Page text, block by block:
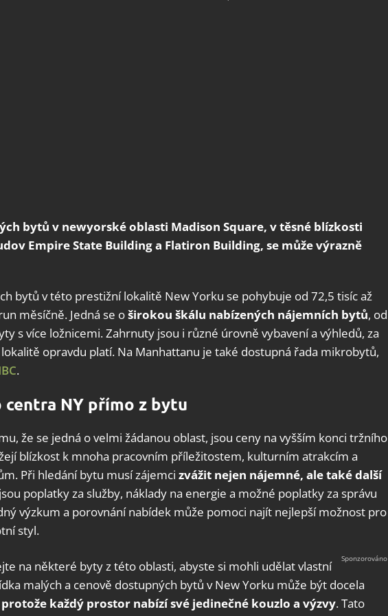
bytů v newyorské oblasti Madison Square, v těsné blízkosti
Empire State Building a Flatiron Building, se může výrazně
bytů v této prestižní lokalitě New Yorku se pohybuje od 72,5 tisíc až
měsíčně. Jedná se oširokou škálu nabízených nájemních bytů, od
s více ložnicemi. Zahrnuty jsou i různé úrovně vybavení a výhledů, za
opravdu platí. Na Manhattanu je také dostupná řada mikrobytů,
.
centra NY přímo z bytu
že se jedná o velmi žádanou oblast, jsou ceny na vyšším konci tržního
blízkost k mnoha pracovním příležitostem, kulturním atrakcím a
Při hledání bytu musí zájemci zvážit nejen nájemné, ale také další
poplatky za služby, náklady na energie a možné poplatky za správu
výzkum a porovnání nabídek může pomoci najít nejlepší možnost pro
styl.
na některé byty z této oblasti, abyste si mohli udělat vlastní
malých a cenově dostupných bytů v New Yorku může být docela
protože každý prostor nabízí své jedinečné kouzlo a výzvy. Tato